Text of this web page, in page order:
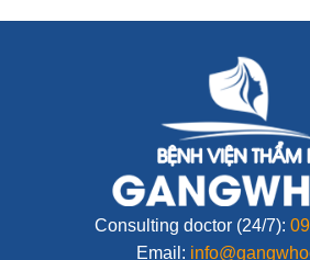
Consulting doctor (24/7):
Email: